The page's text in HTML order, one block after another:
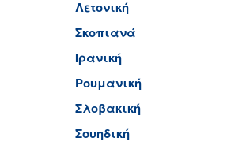
Λετονική
Σκοπιανά
Ιρανική
Ρουμανική
Σλοβακική
Σουηδική